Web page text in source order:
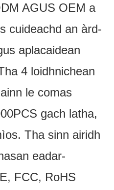
AGUS OEM a
cuideachd an àrd-
aplacaidean
4 loidhnichean
le comas
gach latha,
Tha sinn airidh
eadar-
FCC, RoHS